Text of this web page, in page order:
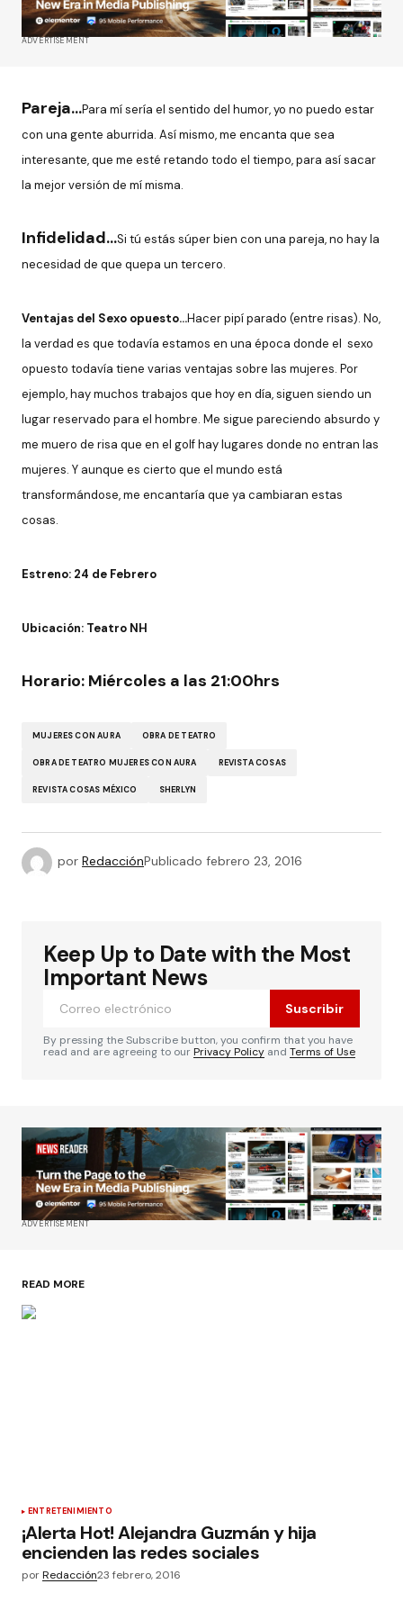
ADVERTISEMENT
Pareja…Para mí sería el sentido del humor, yo no puedo estar
con una gente aburrida. Así mismo, me encanta que sea
interesante, que me esté retando todo el tiempo, para así sacar
la mejor versión de mí misma.
Infidelidad…Si tú estás súper bien con una pareja, no hay la
necesidad de que quepa un tercero.
Ventajas del Sexo opuesto…Hacer pipí parado (entre risas). No,
la verdad es que todavía estamos en una época donde el sexo
opuesto todavía tiene varias ventajas sobre las mujeres. Por
ejemplo, hay muchos trabajos que hoy en día, siguen siendo un
lugar reservado para el hombre. Me sigue pareciendo absurdo y
me muero de risa que en el golf hay lugares donde no entran las
mujeres. Y aunque es cierto que el mundo está
transformándose, me encantaría que ya cambiaran estas
cosas.
Estreno: 24 de Febrero
Ubicación: Teatro NH
Horario: Miércoles a las 21:00hrs
MUJERES CON AURA OBRA DE TEATRO
OBRA DE TEATRO MUJERES CON AURA REVISTA COSAS
REVISTA COSAS MÉXICO SHERLYN
por RedacciónPublicado febrero 23, 2016
Keep Up to Date with the Most
Important News
Suscribir
By pressing the Subscribe button, you confirm that you have
read and are agreeing to ourPrivacy Policy and Terms of Use
ADVERTISEMENT
READ MORE
ENTRETENIMIENTO
¡Alerta Hot! Alejandra Guzmán y hija
encienden las redes sociales
porRedacción23 febrero, 2016